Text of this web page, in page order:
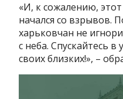
«И, к сожалению,
начался со взрывов.
харьковчан не
с неба. Спускайтесь в
своих близких!», –